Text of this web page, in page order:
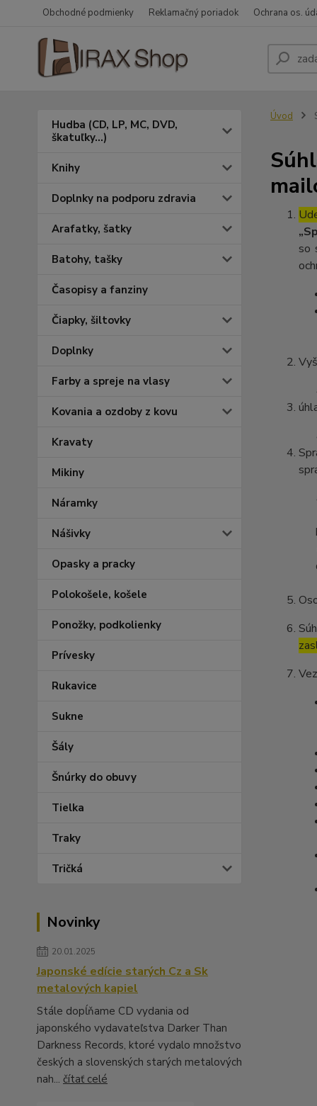
Obchodné podmienky Reklamačný poriadok Ochrana os.
Hudba (CD, LP, MC, DVD,
škatuľky...)
Knihy
Doplnky na podporu zdravia
Arafatky, šatky
Batohy, tašky
Časopisy a fanziny
Čiapky, šiltovky
Doplnky
Farby a spreje na vlasy
Kovania a ozdoby z kovu
Kravaty
Mikiny
Náramky
Nášivky
Opasky a pracky
Polokošele, košele
Ponožky, podkolienky
Prívesky
Rukavice
Sukne
Šály
Šnúrky do obuvy
Tielka
Traky
Tričká
Novinky
20.01.2025
Japonské edície starých Cz a Sk
metalových kapiel
Stále dopĺňame CD vydania od
japonského vydavateľstva Darker Than
Darkness Records, ktoré vydalo množstvo
českých a slovenských starých metalových
nah... čítať celé
Úvod
so